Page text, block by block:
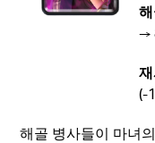
→
(-
해골 병사들이 마녀